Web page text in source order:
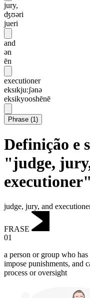
jury,
ʤʊəri
jueri
and
ən
ēn
executioner
eksɪkju:ʃənə
eksikyooshēnē
Phrase (1)
Definição e
"judge,
judge, jury, and
FRASE
01
a person or group who
impose punishments, and
process or oversight